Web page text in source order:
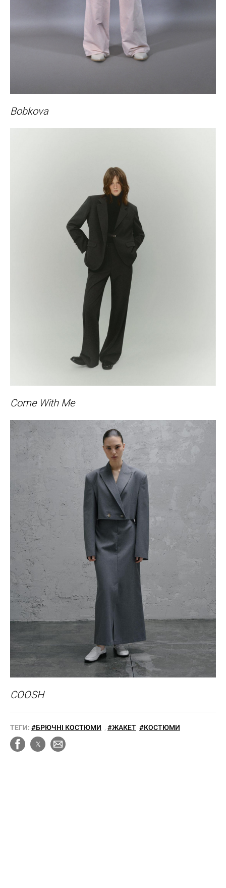
Bobkova
Come With Me
COOSH
ТЕГИ: #БРЮЧНІ КОСТЮМИ #ЖАКЕТ #КОСТЮМИ